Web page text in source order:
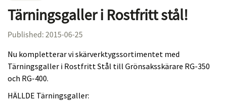
Tärningsgaller i Rostfritt stål!
Published: 2015-06-25
Nu kompletterar vi skärverktygssortimentet med
Tärningsgaller i Rostfritt Stål till Grönsaksskärare RG-350
och RG-400.
HÄLLDE Tärningsgaller: